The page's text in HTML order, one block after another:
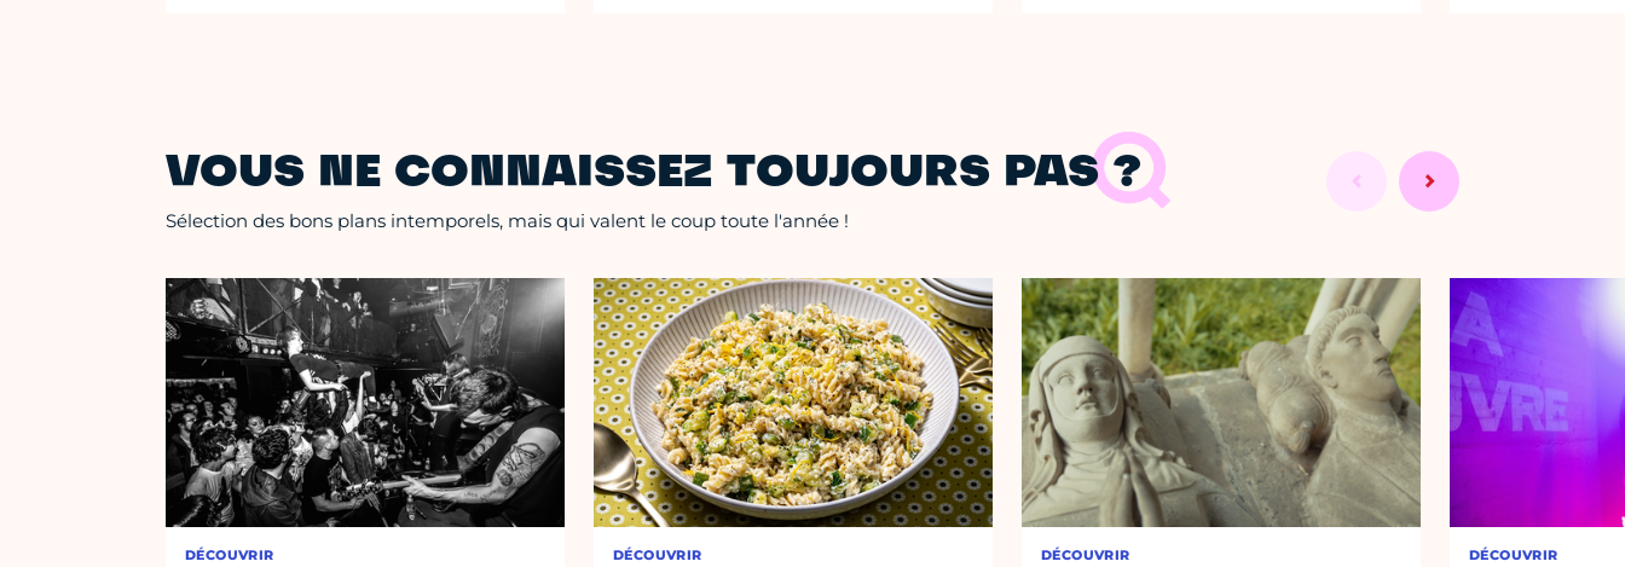
VOUS NE CONNAISSEZ TOUJOURS PAS ?
Sélection des bons plans intemporels, mais qui valent le coup toute l'année !
DÉCOUVRIR DÉCOUVRIR DÉCOUVRIR DÉCOUVRIR